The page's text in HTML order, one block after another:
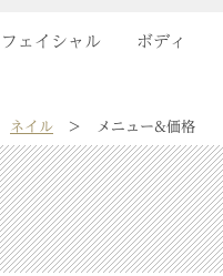
フェイシャル ボディ
ネイル メニュー&価格